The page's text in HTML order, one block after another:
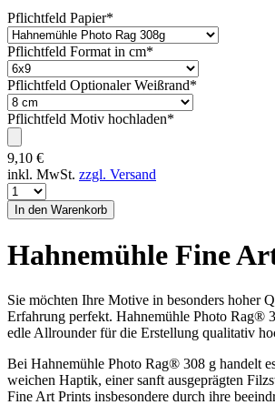
Pflichtfeld Papier*
Pflichtfeld Format in cm*
Pflichtfeld Optionaler Weißrand*
Pflichtfeld Motiv hochladen*
9,10 €
inkl. MwSt. zzgl. Versand
Hahnemühle Fine
Sie möchten Ihre Motive in besonders hoher
Erfahrung perfekt. Hahnemühle Photo Rag®
edle Allrounder für die Erstellung qualitativ
Bei Hahnemühle Photo Rag® 308 g handelt
weichen Haptik, einer sanft ausgeprägten
Fine Art Prints insbesondere durch ihre